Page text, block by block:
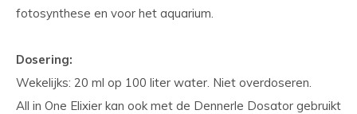
fotosynthese en voor het aquarium.
Dosering:
Wekelijks: 20 ml op 100 liter water. Niet overdoseren.
All in One Elixier kan ook met de Dennerle Dosator gebruikt